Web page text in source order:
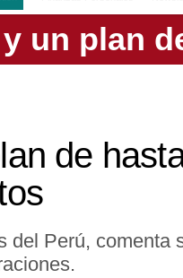
de
Perú, comenta